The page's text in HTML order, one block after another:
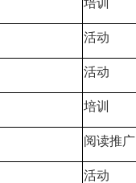
培训
活动
活动
培训
阅读推广
活动